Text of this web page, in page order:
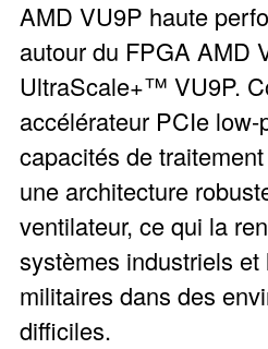
AMD VU9P haute
autour du FPGA AMD
UltraScale+™ VU9P.
accélérateur PCIe
capacités de
une architecture
ventilateur, ce qui la
systèmes industriels
militaires dans des
difficiles.